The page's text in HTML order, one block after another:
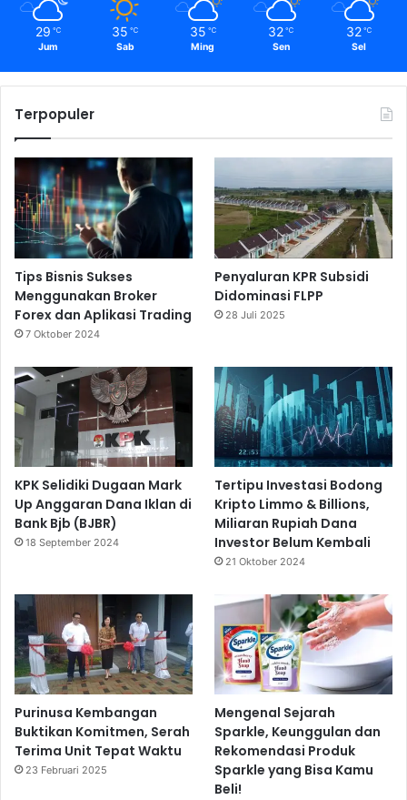
29 ℃
Jum
35 ℃
Sab
35 ℃
Ming
32 ℃
Sen
32 ℃
Sel
Terpopuler
Tips Bisnis Sukses
Menggunakan Broker
Forex dan Aplikasi Trading
7 Oktober 2024
Penyaluran KPR Subsidi
Didominasi FLPP
28 Juli 2025
KPK Selidiki Dugaan Mark
Up Anggaran Dana Iklan di
Bank Bjb (BJBR)
18 September 2024
Tertipu Investasi Bodong
Kripto Limmo & Billions,
Miliaran Rupiah Dana
Investor Belum Kembali
21 Oktober 2024
Purinusa Kembangan
Buktikan Komitmen, Serah
Terima Unit Tepat Waktu
23 Februari 2025
Mengenal Sejarah
Sparkle, Keunggulan dan
Rekomendasi Produk
Sparkle yang Bisa Kamu
Beli!